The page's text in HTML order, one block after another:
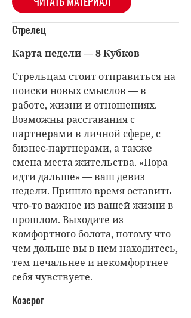
Стрелец
Карта недели — 8 Кубков
Стрельцам стоит отправиться на
поиски новых смыслов — в
работе, жизни и отношениях.
Возможны расставания с
партнерами в личной сфере, с
бизнес-партнерами, а также
смена места жительства. «Пора
идти дальше» — ваш девиз
недели. Пришло время оставить
что-то важное из вашей жизни в
прошлом. Выходите из
комфортного болота, потому что
чем дольше вы в нем находитесь,
тем печальнее и некомфортнее
себя чувствуете.
Козерог